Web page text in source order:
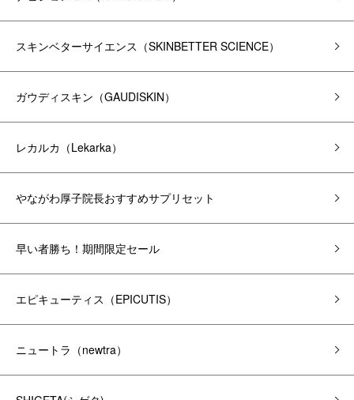
スキンベターサイエンス（SKINBETTER SCIENCE）
ガウディスキン（GAUDISKIN）
レカルカ（Lekarka）
やながわ厚子院長おすすめサプリセット
早い者勝ち！期間限定セール
エピキューティス（EPICUTIS）
ニュートラ（newtra）